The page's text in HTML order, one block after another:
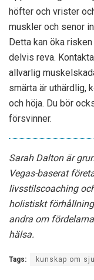
höfter och vrister
muskler och senor
Detta kan öka
delvis reva.
allvarlig
smärta är uthärdlig,
och höja. Du bör
försvinner.
Sarah Dalton är
Vegas-baserat
livsstilscoaching
holistiskt
andra om
hälsa.
Tags: kunskap om